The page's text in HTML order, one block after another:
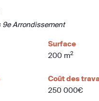
9e Arrondissement
Surface
200 m2
Coût des
250 000€